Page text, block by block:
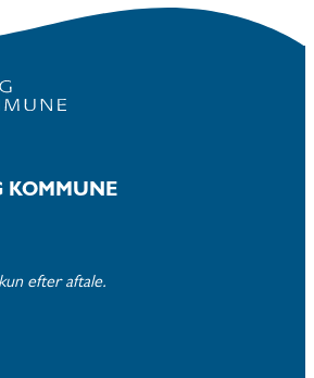
KOMMUNE
efter aftale.